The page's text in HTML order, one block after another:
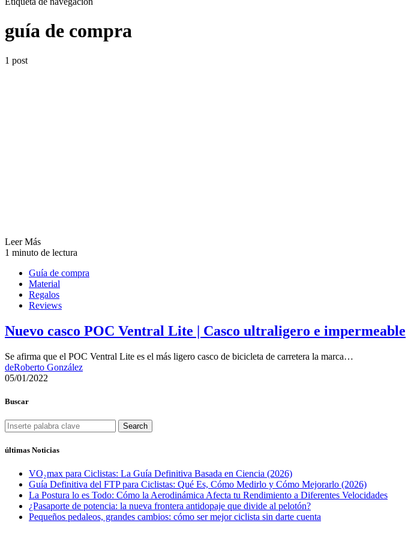
guía de compra
1 post
Leer Más
1 minuto de lectura
Guía de compra
Material
Regalos
Reviews
Nuevo casco POC Ventral Lite | Casco ultraligero e impermeable
Se afirma que el POC Ventral Lite es el más ligero casco de bicicleta de carretera la marca…
deRoberto González
05/01/2022
Buscar
Search
últimas Noticias
VO₂max para Ciclistas: La Guía Definitiva Basada en Ciencia (2026)
Guía Definitiva del FTP para Ciclistas: Qué Es, Cómo Medirlo y Cómo Mejorarlo (2026)
La Postura lo es Todo: Cómo la Aerodinámica Afecta tu Rendimiento a Diferentes Velocidades
¿Pasaporte de potencia: la nueva frontera antidopaje que divide al pelotón?
Pequeños pedaleos, grandes cambios: cómo ser mejor ciclista sin darte cuenta